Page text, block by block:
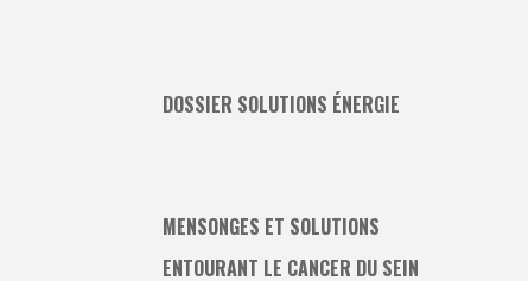
DOSSIER SOLUTIONS ÉNERGIE
MENSONGES ET SOLUTIONS
ENTOURANT LE CANCER DU SEIN